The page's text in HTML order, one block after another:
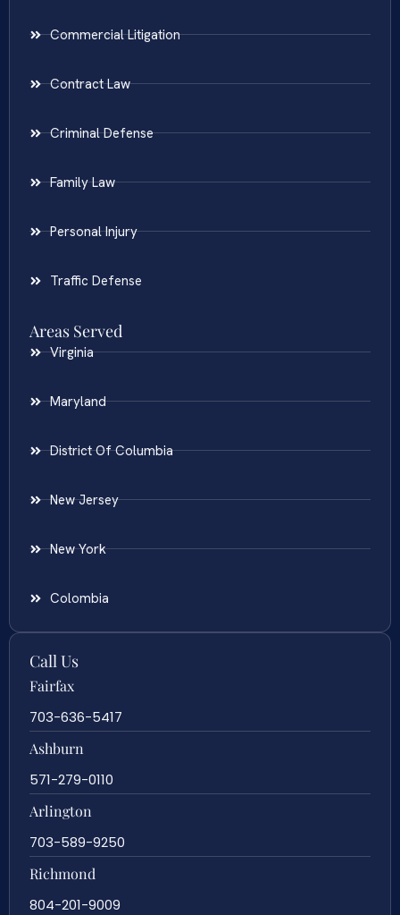
Commercial Litigation
Contract Law
Criminal Defense
Family Law
Personal Injury
Traffic Defense
Areas Served
Virginia
Maryland
District Of Columbia
New Jersey
New York
Colombia
Call Us
Fairfax
703-636-5417
Ashburn
571-279-0110
Arlington
703-589-9250
Richmond
804-201-9009